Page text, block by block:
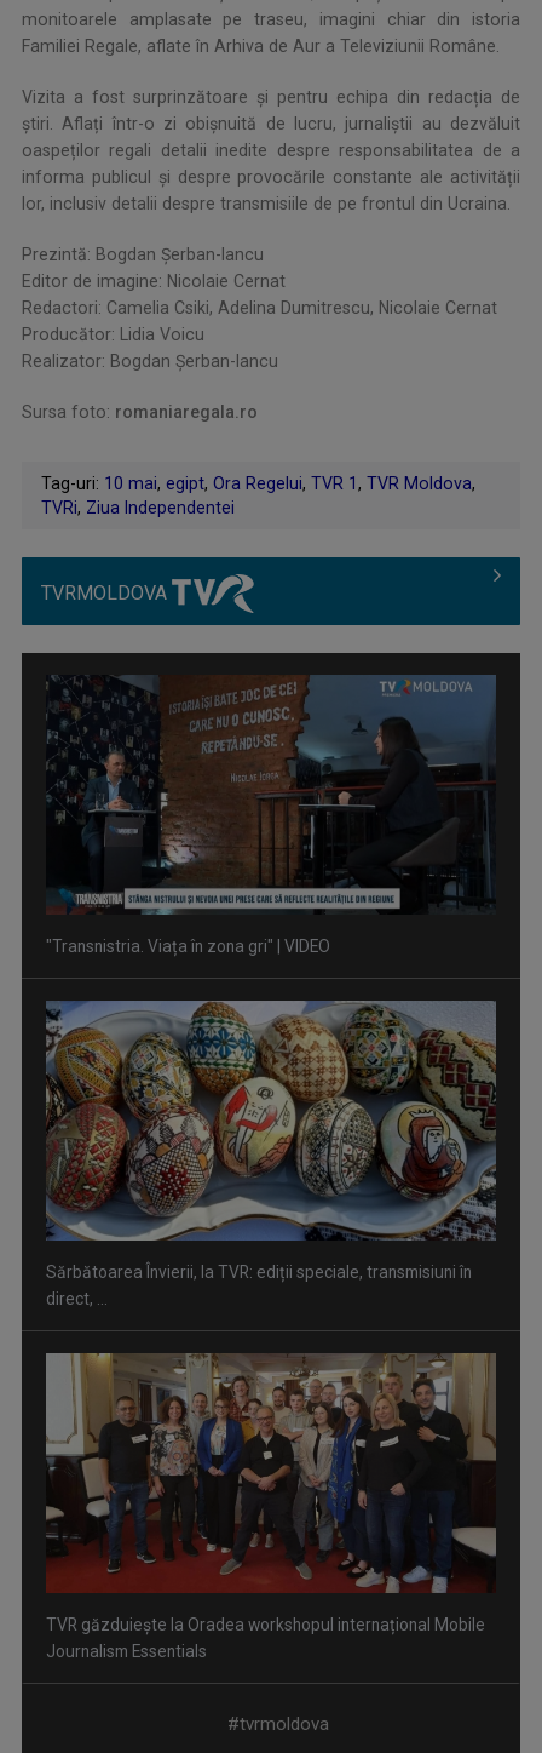
monitoarele amplasate pe traseu, imagini chiar din istoria
Familiei Regale, aflate în Arhiva de Aur a Televiziunii Române.
Vizita a fost surprinzătoare și pentru echipa din redacția de
știri. Aflați într-o zi obișnuită de lucru, jurnaliștii au dezvăluit
oaspeților regali detalii inedite despre responsabilitatea de a
informa publicul şi despre provocările constante ale activității
lor, inclusiv detalii despre transmisiile de pe frontul din Ucraina.
Prezintă: Bogdan Șerban-Iancu
Editor de imagine: Nicolaie Cernat
Redactori: Camelia Csiki, Adelina Dumitrescu, Nicolaie Cernat
Producător: Lidia Voicu
Realizator: Bogdan Șerban-Iancu
Sursa foto: romaniaregala.ro
Tag-uri: 10 mai, egipt, Ora Regelui, TVR 1 , TVR Moldova,
TVRi, Ziua Independentei
TVRMOLDOVA
"Transnistria. Viața în zona gri" | VIDEO
Sărbătoarea Învierii, la TVR: ediții speciale, transmisiuni în
direct, ...
TVR găzduieşte la Oradea workshopul internațional Mobile
Journalism Essentials
#tvrmoldova